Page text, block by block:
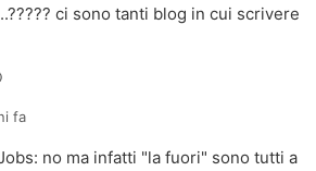
ci sono tanti blog in cui scrivere
fa
: no ma infatti "la fuori" sono tutti a